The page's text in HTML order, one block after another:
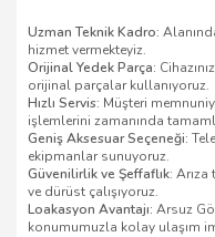
Uzman Teknik Kadro:
hizmet vermekteyiz.
Orijinal Yedek Parça:
orijinal parçalar kullanıyoruz.
Hızlı Servis: Müşteri
işlemlerini zamanında
Geniş Aksesuar Seçeneği:
ekipmanlar sunuyoruz.
Güvenilirlik ve Şeffaflık: Arıza
ve dürüst çalışıyoruz.
Loakasyon Avantajı: Arsuz
konumumuzla kolay ulaşım